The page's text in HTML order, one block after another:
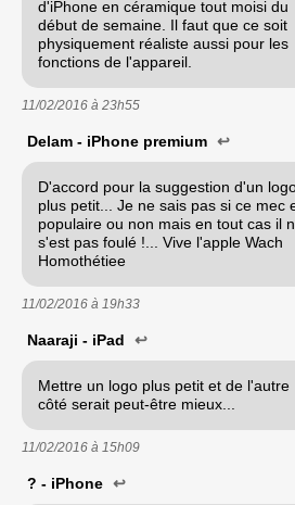
d'iPhone en céramique tout moisi du
début de semaine. Il faut que ce soit
physiquement réaliste aussi pour les
fonctions de l'appareil.
11/02/2016 à 23h55
Delam - iPhone premium ↩
D'accord pour la suggestion d'un
plus petit... Je ne sais pas si ce mec
populaire ou non mais en tout cas il
s'est pas foulé !... Vive l'apple Wach
Homothétiee
11/02/2016 à 19h33
Naaraji - iPad ↩
Mettre un logo plus petit et de l'autre
côté serait peut-être mieux...
11/02/2016 à 15h09
? - iPhone ↩